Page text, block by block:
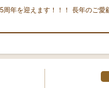
周年を迎えます！！！ 長年のご愛